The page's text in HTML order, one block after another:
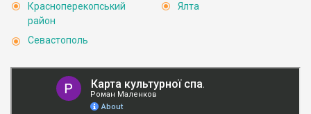
Красноперекопський
район
Севастополь
Ялта